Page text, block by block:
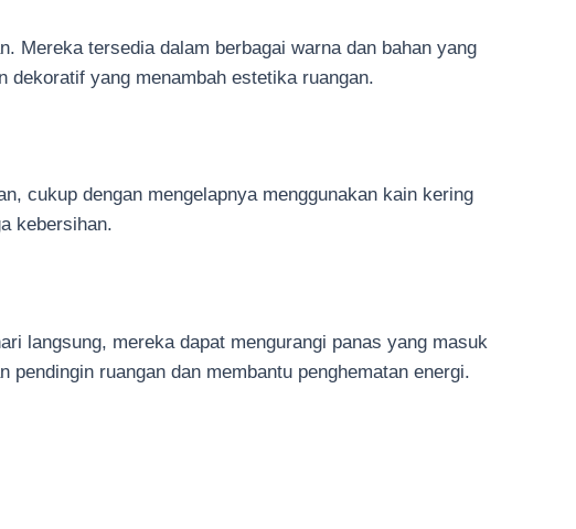
Mereka tersedia dalam berbagai warna dan bahan yang
dekoratif yang menambah estetika ruangan.
cukup dengan mengelapnya menggunakan kain kering
kebersihan.
langsung, mereka dapat mengurangi panas yang masuk
ruangan dan membantu penghematan energi.